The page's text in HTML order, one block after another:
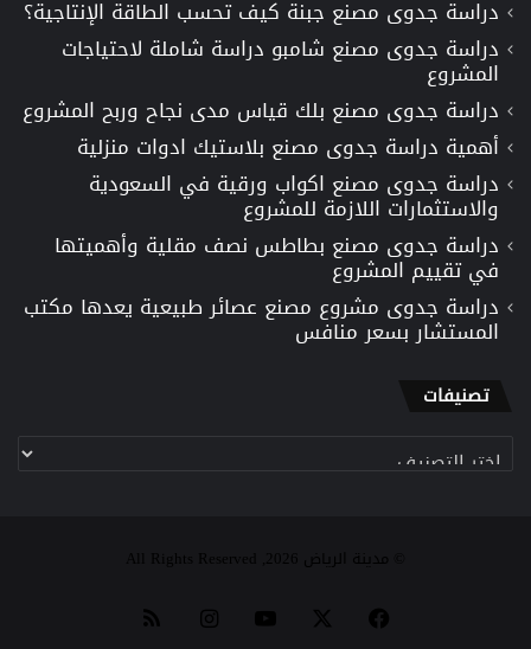
دراسة جدوى مصنع جبنة كيف تحسب الطاقة الإنتاجية؟
دراسة جدوى مصنع شامبو دراسة شاملة لاحتياجات
المشروع
دراسة جدوى مصنع بلك قياس مدى نجاح وربح المشروع
أهمية دراسة جدوى مصنع بلاستيك ادوات منزلية
دراسة جدوى مصنع اكواب ورقية في السعودية
والاستثمارات اللازمة للمشروع
دراسة جدوى مصنع بطاطس نصف مقلية وأهميتها
في تقييم المشروع
دراسة جدوى مشروع مصنع عصائر طبيعية يعدها مكتب
المستشار بسعر منافس
تصنيفات
تصنيفات
© مدينة الرياض 2026, All Rights Reserved
فيسبوك ‫YouTube انستقرام